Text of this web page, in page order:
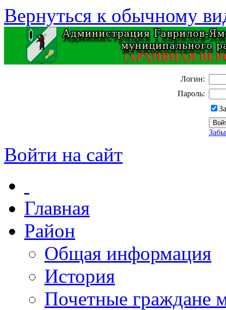
Вернуться к обычному
Логин:
Пароль:
Войти на сайт
Главная
Район
Общая информация
История
Почетные граждане